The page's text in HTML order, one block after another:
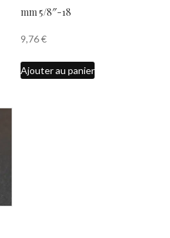
mm 5/8″-18
9,76€
Ajouter au panier